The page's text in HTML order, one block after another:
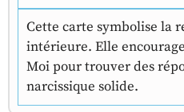
Cette carte symbolise la
intérieure. Elle
Moi pour trouver des
narcissique solide.